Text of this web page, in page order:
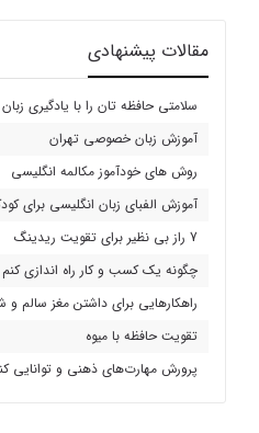
مقالات پیشنهادی
سلامتی حافظه تان را با یادگیری
آموزش زبان خصوصی تهران
روش های خودآموز مکالمه انگلیسی
آموزش الفبای زبان انگلیسی برای
7 راز بی نظیر برای تقویت ریدینگ
چگونه یک کسب و کار راه اندازی کنم
راهکارهایی برای داشتن مغز سالم و
تقویت حافظه با میوه
پرورش مهارت‌های ذهنی و توانایی